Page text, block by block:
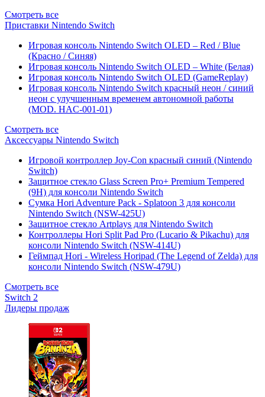
Смотреть все
Приставки Nintendo Switch
Игровая консоль Nintendo Switch OLED – Red / Blue
(Красно / Синяя)
Игровая консоль Nintendo Switch OLED – White (Белая)
Игровая консоль Nintendo Switch OLED (GameReplay)
Игровая консоль Nintendo Switch красный неон / синий
неон с улучшенным временем автономной работы
(MOD. HAC-001-01)
Смотреть все
Аксессуары Nintendo Switch
Игровой контроллер Joy-Con красный синий (Nintendo
Switch)
Защитное стекло Glass Screen Pro+ Premium Tempered
(9H) для консоли Nintendo Switch
Сумка Hori Adventure Pack - Splatoon 3 для консоли
Nintendo Switch (NSW-425U)
Защитное стекло Artplays для Nintendo Switch
Контроллеры Hori Split Pad Pro (Lucario & Pikachu) для
консоли Nintendo Switch (NSW-414U)
Геймпад Hori - Wireless Horipad (The Legend of Zelda) для
консоли Nintendo Switch (NSW-479U)
Смотреть все
Switch 2
Лидеры продаж